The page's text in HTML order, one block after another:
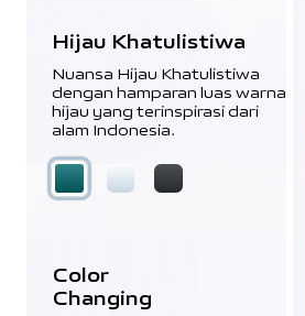
Hijau Khatulistiwa
Nuansa Hijau Khatulistiwa
dengan hamparan luas warna
hijau yang terinspirasi dari
alam Indonesia.
Color
Changing